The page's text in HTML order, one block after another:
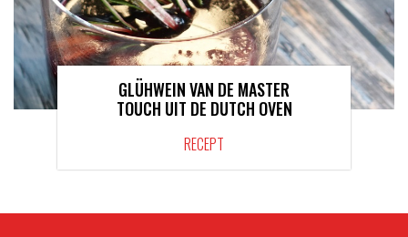
GLÜHWEIN VAN DE MASTER
TOUCH UIT DE DUTCH OVEN
RECEPT